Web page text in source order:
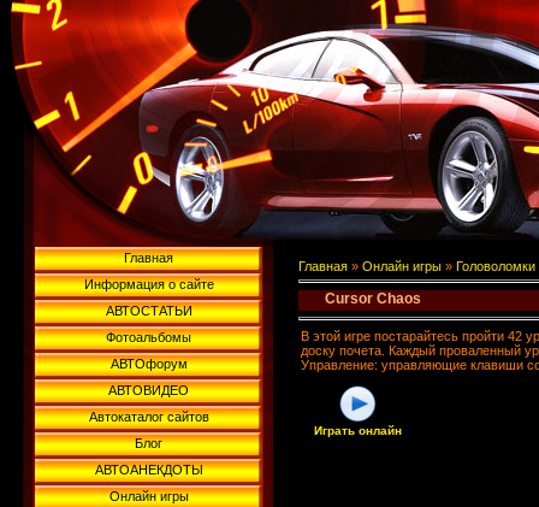
Главная
Информация о сайте
АВТОСТАТЬИ
Фотоальбомы
АВТОфорум
АВТОВИДЕО
Автокаталог сайтов
Блог
АВТОАНЕКДОТЫ
Онлайн игры
Главная » Онлайн игры » Головоломки
Cursor Chaos
В этой игре постарайтесь пройти
доску почета. Каждый проваленный
Управление: управляющие клавиши
Играть онлайн